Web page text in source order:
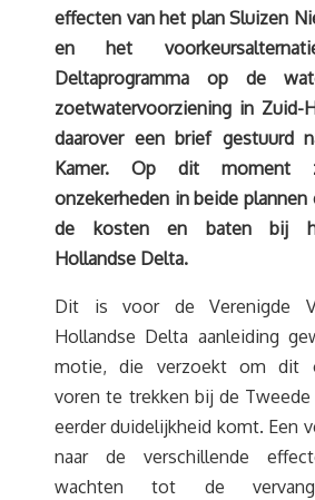
effecten van het plan Sluizen
en het
Deltaprogramma op de
zoetwatervoorziening in Zuid-
daarover een brief gestuurd
Kamer. Op dit moment
onzekerheden in beide
de kosten en baten bij
Hollandse Delta.
Dit is voor de Verenigde
Hollandse Delta aanleiding
motie, die verzoekt om dit
voren te trekken bij de Tweede
eerder duidelijkheid komt. Een
naar de verschillende
wachten tot de